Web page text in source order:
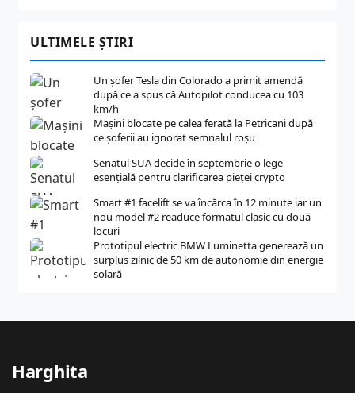
ULTIMELE ȘTIRI
Un șofer Tesla din Colorado a primit amendă
după ce a spus că Autopilot conducea cu 103
km/h
Mașini blocate pe calea ferată la Petricani după
ce șoferii au ignorat semnalul roșu
Senatul SUA decide în septembrie o lege
esențială pentru clarificarea pieței crypto
Smart #1 facelift se va încărca în 12 minute iar un
nou model #2 readuce formatul clasic cu două
locuri
Prototipul electric BMW Luminetta generează un
surplus zilnic de 50 km de autonomie din energie
solară
Harghita